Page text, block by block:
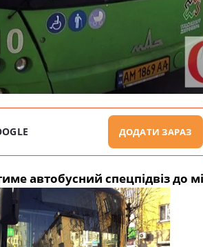
ДОДАТИ ЗАРАЗ
автобусний спецпідвіз до